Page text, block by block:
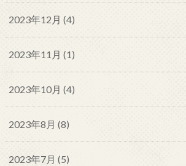
2023年12月 (4)
2023年11月 (1)
2023年10月 (4)
2023年8月 (8)
2023年7月 (5)